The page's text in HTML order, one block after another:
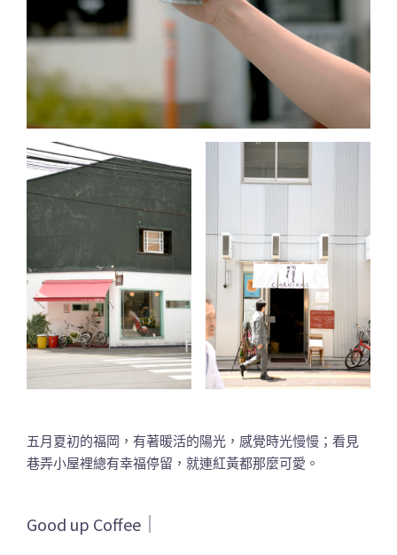
五月夏初的福岡，有著暖活的陽光，感覺時光慢慢；看見
巷弄小屋裡總有幸福停留，就連紅黃都那麼可愛。
Good up Coffee｜